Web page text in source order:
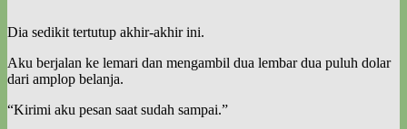
Dia sedikit tertutup akhir-akhir ini.
Aku berjalan ke lemari dan mengambil dua lembar dua puluh dolar
dari amplop belanja.
“Kirimi aku pesan saat sudah sampai.”